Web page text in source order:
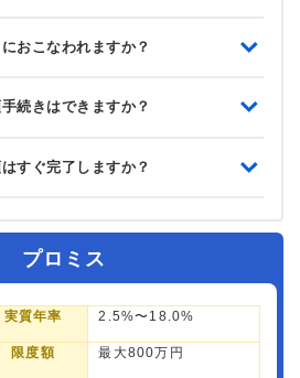
おこなわれますか？
続きはできますか？
すぐ完了しますか？
プロミス
実質年率 2.5%〜18.0%
限度額 最大800万円